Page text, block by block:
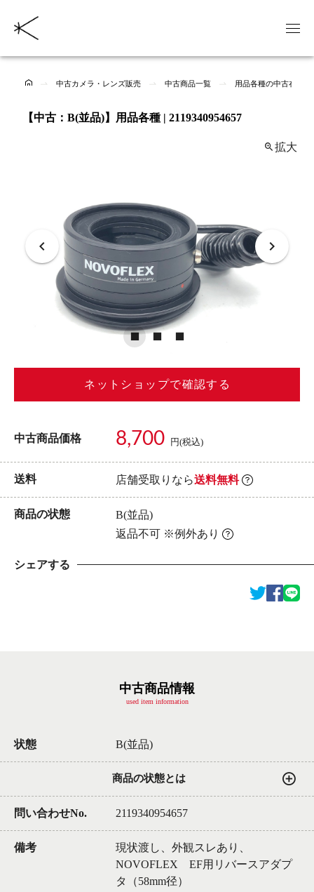
中古カメラ・レンズ販売 中古商品一覧 用品各種の中古在庫一
【中古：B(並品)】用品各種 | 2119340954657
拡大
ネットショップで確認する
中古商品価格 8,700 円(税込)
送料 店舗受取りなら送料無料
商品の状態
B(並品)
返品不可 ※例外あり
シェアする
中古商品情報
used item information
状態 B(並品)
商品の状態とは
問い合わせNo. 2119340954657
備考
現状渡し、外観スレあり、
NOVOFLEX EF用リバースアダプ
タ（58mm径）